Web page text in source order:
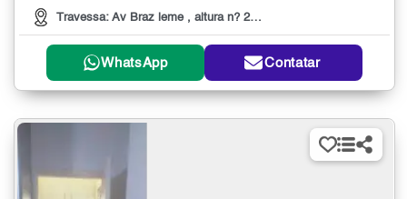
Travessa: Av Braz leme , altura n? 2000
WhatsApp Contatar